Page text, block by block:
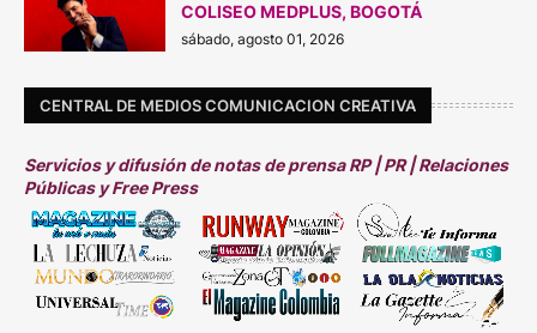
COLISEO MEDPLUS, BOGOTÁ
sábado, agosto 01, 2026
CENTRAL DE MEDIOS COMUNICACION CREATIVA
Servicios y difusión de notas de prensa RP | PR | Relaciones
Públicas y Free Press